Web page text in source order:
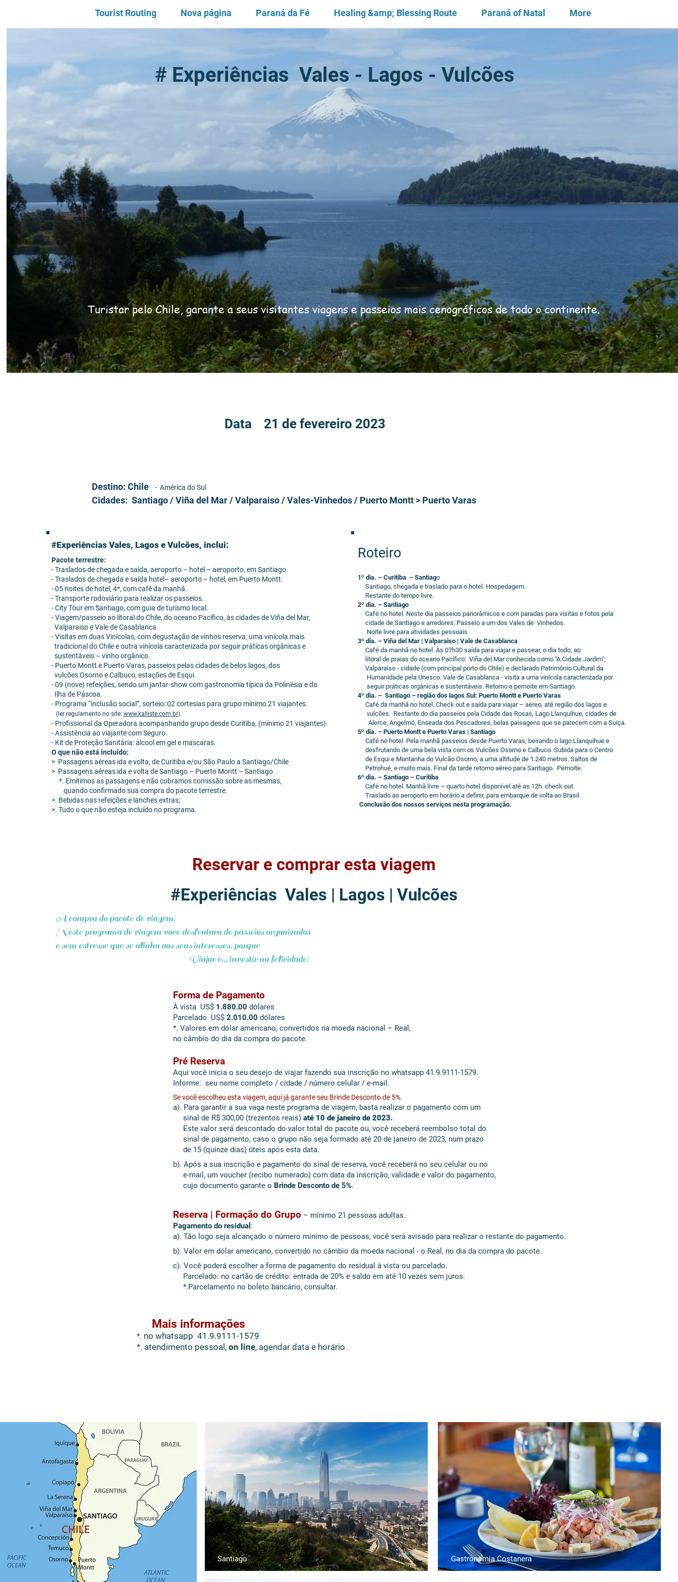
Tourist Routing Nova página Paraná da Fé Healing &amp; Blessing Route Paraná of Natal More
# Experiências Vales - Lagos - Vulcões
Turistar pelo Chile, garante a seus visitantes viagens e passeios mais cenográficos de todo o continente.
Data 21 de fevereiro 2023
Destino: Chile - América do Sul
Cidades: Santiago / Viña del Mar / Valparaiso / Vales-Vinhedos / Puerto Montt > Puerto Varas
#Experiências Vales, Lagos e Vulcões, inclui:
Pacote terrestre:
- Traslados de chegada e saída, aeroporto – hotel – aeroporto, em Santiago.
- Traslados de chegada e saída hotel– aeroporto – hotel, em Puerto Montt.
- 05 noites de hotel, 4*, com café da manhã.
- Transporte rodoviário para realizar os passeios.
- City Tour em Santiago, com guia de turismo local.
- Viagem/passeio ao litoral do Chile, do oceano Pacífico, às cidades de Viña del Mar,
Valparaiso e Vale de Casablanca.
- Visitas em duas Vinícolas, com degustação de vinhos reserva; uma vinícola mais
tradicional do Chile e outra vinícola caracterizada por seguir práticas orgânicas e
sustentáveis – vinho orgânico.
- Puerto Montt e Puerto Varas, passeios pelas cidades de belos lagos, dos
vulcões Osorno e Calbuco, estações de Esqui.
- 09 (nove) refeições, sendo um jantar-show com gastronomia típica da Polinésia e da
Ilha de Páscoa.
- Programa “inclusão social”, sorteio: 02 cortesias para grupo mínimo 21 viajantes.
(ler regulamento no site: www.kalliste.com.br).
- Profissional da Operadora acompanhando grupo desde Curitiba, (mínimo 21 viajantes)
- Assistência ao viajante com Seguro.
- Kit de Proteção Sanitária: álcool em gel e mascaras.
O que não está incluído:
> Passagens aéreas ida e volta, de Curitiba e/ou São Paulo a Santiago/Chile
> Passagens aéreas ida e volta de Santiago – Puerto Montt – Santiago.
*. Emitimos as passagens e não cobramos comissão sobre as mesmas,
quando confirmado sua compra do pacote terrestre.
>. Bebidas nas refeições e lanches extras;
>. Tudo o que não esteja incluído no programa.
Roteiro
1º dia. – Curitiba – Santiago
Santiago, chegada e traslado para o hotel. Hospedagem.
Restante do tempo livre.
2º dia. – Santiago
Café no hotel. Neste dia passeios panorâmicos e com paradas para visitas e fotos pela
cidade de Santiago e arredores. Passeio a um dos Vales de Vinhedos.
Noite livre para atividades pessoais.
3º dia. – Viña del Mar | Valparaiso | Vale de Casablanca
Café da manhã no hotel. Às 07h30 saída para viajar e passear, o dia todo, ao
litoral de praias do oceano Pacífico: Viña del Mar conhecida como "A Cidade Jardim";
Valparaiso - cidade (com principal porto do Chile) e declarado Patrimônio Cultural da
Humanidade pela Unesco. Vale de Casablanca - visita a uma vinícola caracterizada por
seguir práticas orgânicas e sustentáveis. Retorno e pernoite em Santiago.
4º dia. – Santiago – região dos lagos Sul: Puerto Montt e Puerto Varas
Café da manhã no hotel. Check out e saída para viajar – aéreo, até região dos lagos e
vulcões. Restante do dia passeios pela Cidade das Rosas, Lago Llanquihue, cidades de
Alerce, Angelmó, Enseada dos Pescadores, belas paisagens que se parecem com a Suiça.
5º dia. – Puerto Montt e Puerto Varas | Santiago
Café no hotel .Pela manhã passeios desde Puerto Varas, beirando o lago Llanquihue e
desfrutando de uma bela vista com os Vulcões Osorno e Calbuco. Subida para o Centro
de Esqui e Montanha do Vulcão Osorno, a uma altitude de 1.240 metros. Saltos de
Petrohué, e muito mais. Final da tarde retorno aéreo para Santiago. Pernoite.
6º dia. – Santiago – Curitiba
Café no hotel. Manhã livre – quarto hotel disponível até as 12h. check out.
Traslado ao aeroporto em horário a definir, para embarque de volta ao Brasil.
Conclusão dos nossos serviços nesta programação.
Reservar e comprar esta viagem
#Experiências Vales | Lagos | Vulcões
A compra do pacote de viagem!
Neste programa de viagem você desfrutará de passeios organizados
e sem estresse que se alinha aos seus interesses, porque
Viajar é... investir na felicidade!
Forma de Pagamento
À vista US$ 1.880.00 dólares
Parcelado US$ 2.010.00 dólares
*. Valores em dólar americano, convertidos na moeda nacional – Real,
no câmbio do dia da compra do pacote.
Pré Reserva
Aqui você inicia o seu desejo de viajar fazendo sua inscrição no whatsapp 41.9.9111-1579.
Informe: seu nome completo / cidade / número celular / e-mail.
Se você escolheu esta viagem, aqui já garante seu Brinde Desconto de 5%.
a). Para garantir a sua vaga neste programa de viagem, basta realizar o pagamento com um
sinal de R$ 300,00 (trezentos reais) até 10 de janeiro de 2023.
Este valor será descontado do valor total do pacote ou, você receberá reembolso total do
sinal de pagamento, caso o grupo não seja formado até 20 de janeiro de 2023, num prazo
de 15 (quinze dias) úteis após esta data.
b). Após a sua inscrição e pagamento do sinal de reserva, você receberá no seu celular ou no
e-mail, um voucher (recibo numerado) com data da inscrição, validade e valor do pagamento,
cujo documento garante o Brinde Desconto de 5%.
Reserva | Formação do Grupo – mínimo 21 pessoas adultas.
Pagamento do residual :
a). Tão logo seja alcançado o número mínimo de pessoas, você será avisado para realizar o restante do pagamento.
b). Valor em dólar americano, convertido no câmbio da moeda nacional - o Real, no dia da compra do pacote.
c). Você poderá escolher a forma de pagamento do residual à vista ou parcelado.
Parcelado: no cartão de crédito: entrada de 20% e saldo em até 10 vezes sem juros.
*.Parcelamento no boleto bancário, consultar.
Mais informações
*. no whatsapp 41.9.9111-1579
*. atendimento pessoal, on line, agendar data e horário.
Santiago Gastronomia Costanera